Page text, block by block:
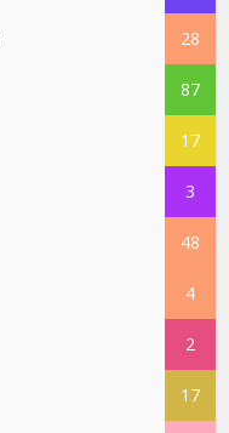
28
87
17
3
48
4
2
17